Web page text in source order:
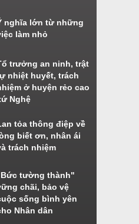
nghĩa lớn từ những
làm nhỏ
trưởng an ninh, trật
nhiệt huyết, trách
ở huyện rẻo cao
Nghệ
tỏa thông điệp về
biết ơn, nhân ái
trách nhiệm
tường thành"
chãi, bảo vệ
sống bình yên
Nhân dân